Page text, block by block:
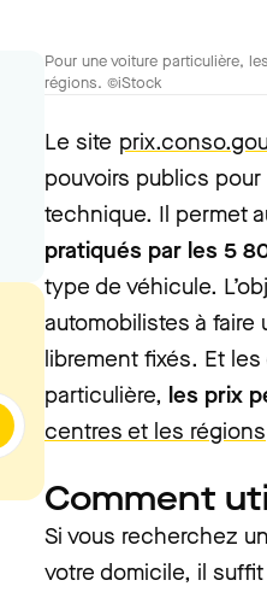
Pour une voiture particulière,
régions. ©iStock
Le site
pouvoirs publics
technique. Il permet
pratiqués par les 5
type de véhicule.
automobilistes à
librement fixés. Et
particulière, les prix
centres et les régions
Comment
Si vous recherchez
votre domicile, il